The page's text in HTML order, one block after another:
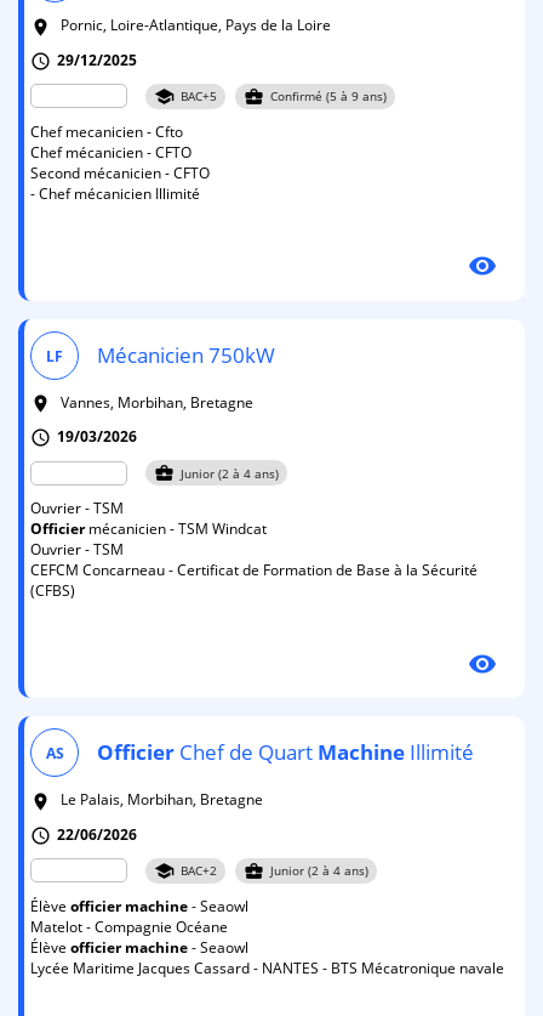
room
Pornic, Loire-Atlantique, Pays de la Loire
schedule 29/12/2025
school BAC+5 business_center Confirmé (5 à 9 ans)
Chef mecanicien - Cfto
Chef mécanicien - CFTO
Second mécanicien - CFTO
- Chef mécanicien Illimité
visibility
LF Mécanicien 750kW
room
Vannes, Morbihan, Bretagne
schedule 19/03/2026
business_center Junior (2 à 4 ans)
Ouvrier - TSM
Officiermécanicien - TSM Windcat
Ouvrier - TSM
CEFCM Concarneau - Certificat de Formation de Base à la Sécurité
(CFBS)
visibility
AS Officier Chef de Quart Machine Illimité
room
Le Palais, Morbihan, Bretagne
schedule 22/06/2026
school BAC+2 business_center Junior (2 à 4 ans)
Élève officier machine- Seaowl
Matelot - Compagnie Océane
Élève officier machine- Seaowl
Lycée Maritime Jacques Cassard - NANTES - BTS Mécatronique navale